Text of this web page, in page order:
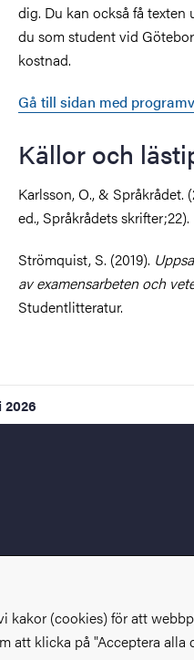
dig. Du kan också få
du som student vid
kostnad.
Gå till sidan med
Källor och
Karlsson, O., & Språkrådet.
ed., Språkrådets skrifter;22).
Strömquist, S. (2019).
av examensarbeten och
Studentlitteratur.
2026
kakor (cookies) för att
att klicka på "Acceptera alla